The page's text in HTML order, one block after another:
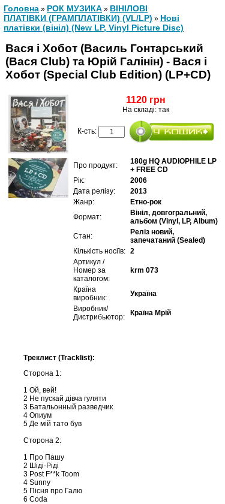
Головна » РОК МУЗИКА » ВІНІЛОВІ
ПЛАТІВКИ (ГРАМПЛАТІВКИ) (VL/LP) » Нові
платівки (вініл) (New LP, Vinyl Picture Disc)
Вася і Хобот (Василь Гонтарський
(Вася Club) та Юрій Галінін) - Вася і
Хобот (Special Club Edition) (LP+CD)
1120 грн
На складі: так
К-сть:
Про продукт:
180g HQ AUDIOPHILE LP
+ FREE CD
Рік:
2006
Дата релізу:
2013
Жанр:
Етно-рок
Формат:
Вініл, довгогральний,
альбом (Vinyl, LP, Album)
Стан:
Реліз новий,
запечатаний (Sealed)
Кількість носіїв: 2
Артикул /
Номер за
каталогом:
krm 073
Країна
виробник:
Україна
Виробник/
Дистрибьютор:
Країна Мрій
Треклист (Tracklist):
Сторона 1:
1 Ой, вей!
2 Не пускай дівча гуляти
3 Батальонный разведчик
4 Опиум
5 Де мій тато був
Сторона 2:
1 Про Пашу
2 Шіді-Ріді
3 Post F**k Toom
4 Sunny
5 Пісня про Галю
6 Coda